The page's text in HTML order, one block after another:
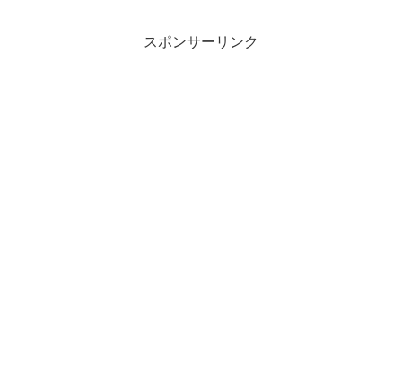
スポンサーリンク